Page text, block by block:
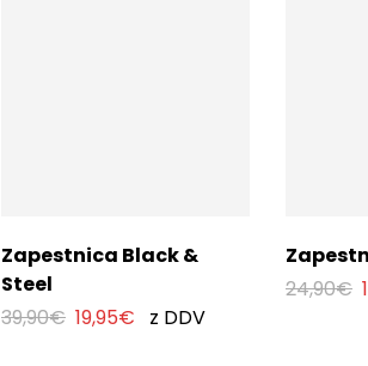
Zapestnica Black &
Steel
39,90€ 19,95€ z DDV
24,90€